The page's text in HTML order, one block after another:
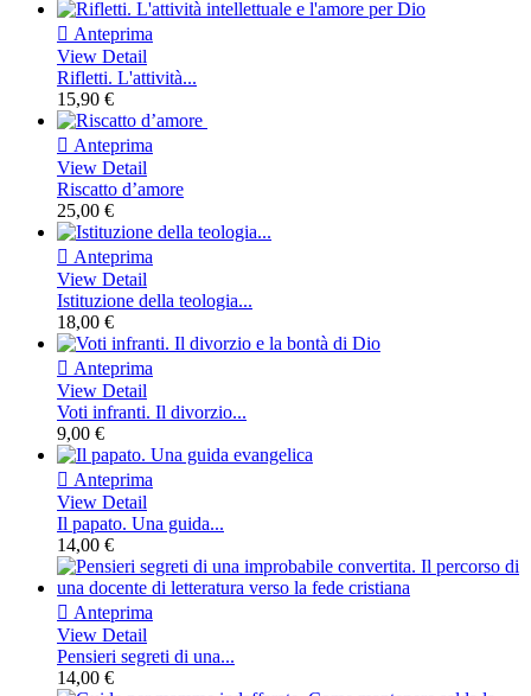
 Anteprima
View Detail
Rifletti. L'attività...
15,90 €
 Anteprima
View Detail
Riscatto d’amore
25,00 €
 Anteprima
View Detail
Istituzione della teologia...
18,00 €
 Anteprima
View Detail
Voti infranti. Il divorzio...
9,00 €
 Anteprima
View Detail
Il papato. Una guida...
14,00 €
 Anteprima
View Detail
Pensieri segreti di una...
14,00 €